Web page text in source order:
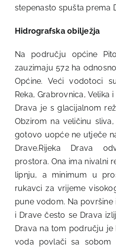
stepenasto spušta prema
Hidrografska obilježja
Na području općine
zauzimaju 572 ha
Općine. Veći vodotoci
Reka, Grabrovnica, Velika
Drava je s glacijalnom
Obzirom na veličinu
gotovo uopće ne utječe
Drave.Rijeka Drava
prostora. Ona ima nivalni
lipnju, a minimum u
rukavci za vrijeme
pune vodom. Na površine
i Drave često se Drava
Drava na tom području
voda povlači sa sobom